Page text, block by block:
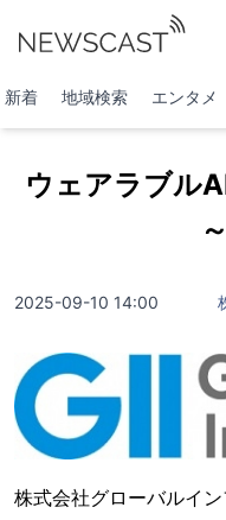
新着 地域検索 エンタメ
ウェアラブル
2025-09-10 14:00
株式会社グローバルイ